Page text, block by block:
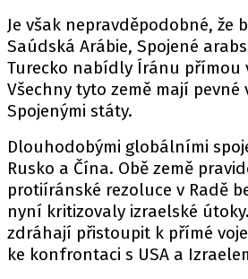
Je však nepravděpodobné, že
Saúdská Arábie, Spojené
Turecko nabídly Íránu přímou
Všechny tyto země mají pevné
Spojenými státy.
Dlouhodobými globálními
Rusko a Čína. Obě země
protiíránské rezoluce v Radě
nyní kritizovaly izraelské
zdráhají přistoupit k přímé
ke konfrontaci s USA a